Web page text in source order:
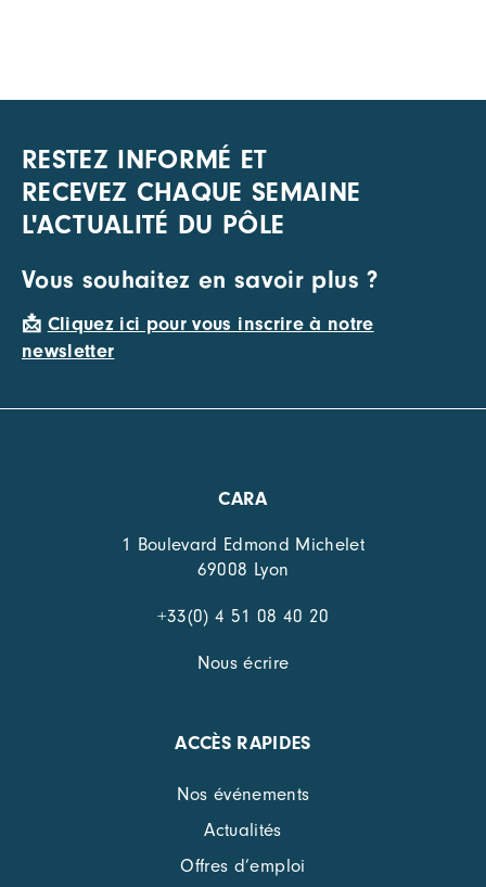
RESTEZ INFORMÉ ET
RECEVEZ CHAQUE SEMAINE
L'ACTUALITÉ DU PÔLE
Vous souhaitez en savoir plus ?
📩 Cliquez ici pour vous inscrire à notre
newsletter
CARA
1 Boulevard Edmond Michelet
69008 Lyon
+33(0) 4 51 08 40 20
Nous écrire
ACCÈS RAPIDES
Nos événements
Actualités
Offres d’emploi